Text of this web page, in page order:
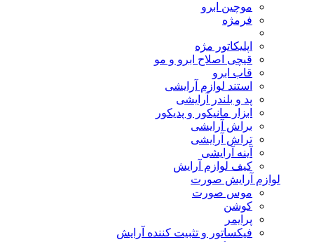
موچین ابرو
فرمژه
اپلیکاتور مژه
قیچی اصلاح ابرو و مو
قاب ابرو
استند لوازم آرایشی
پد و بلندر آرایشی
ابزار مانیکور و پدیکور
براش آرایشی
تراش آرایشی
آینه آرایشی
کیف لوازم آرایش
لوازم آرایش صورت
موس صورت
کوشن
پرایمر
فیکساتور و تثبیت کننده آرایش